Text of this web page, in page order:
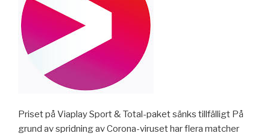
Priset på Viaplay Sport & Total-paket sänks tillfälligt På
grund av spridning av Corona-viruset har flera matcher